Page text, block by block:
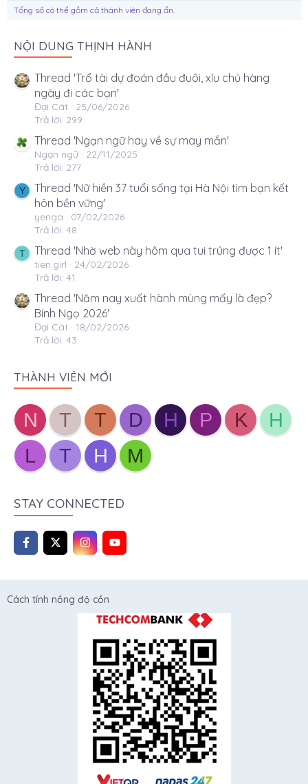
Tổng số có thể gồm cả thành viên đang ẩn.
NỘI DUNG THỊNH HÀNH
Thread 'Trổ tài dự đoán đầu đuôi, xỉu chủ hàng
ngày đi các bạn'
Đại Cát
25/06/2026
Trả lời: 299
Thread 'Ngạn ngữ hay về sự may mắn'
Ngạn ngữ
22/11/2025
Trả lời: 277
Y
Thread 'Nữ hiền 37 tuổi sống tại Hà Nội tìm bạn kết
hôn bền vững'
yenga
07/02/2026
Trả lời: 48
T Thread 'Nhờ web này hôm qua tui trúng được 1 ít'
tien.girl
24/02/2026
Trả lời: 41
Thread 'Năm nay xuất hành mùng mấy là đẹp?
Bính Ngọ 2026'
Đại Cát
18/02/2026
Trả lời: 43
THÀNH VIÊN MỚI
N T T D H P K
H
L
T H M
STAY CONNECTED
Cách tính nồng độ cồn